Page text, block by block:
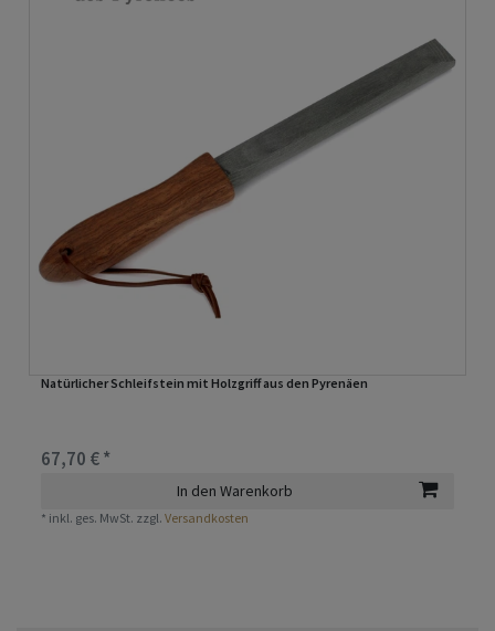
Natürlicher Schleifstein mit Holzgriff aus den Pyrenäen
67,70 € *
In den Warenkorb
* inkl. ges. MwSt. zzgl.Versandkosten